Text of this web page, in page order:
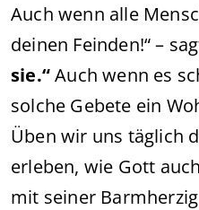
Auch wenn alle
deinen Feinden!“ –
sie.“Auch wenn es
solche Gebete ein
Üben wir uns täglich
erleben, wie Gott
mit seiner